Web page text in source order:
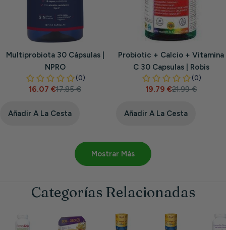
Multiprobiota 30 Cápsulas |
NPRO
Precio
venta
16.07 €Precio
17.85 €
Añadir A La Cesta
Probiotic + Calcio + Vitamina
C 30 Capsulas | Robis
Precio
venta
19.79 €Precio
21.99 €
Añadir A La Cesta
Mostrar Más
Categorías Relacionadas